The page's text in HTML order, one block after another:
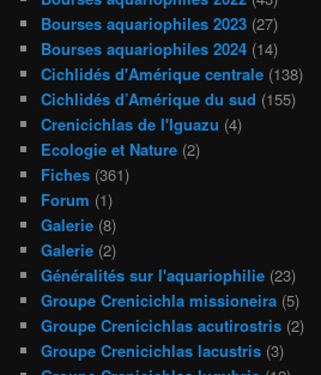
Bourses aquariophiles 2023 (27)
Bourses aquariophiles 2024 (14)
Cichlidés d'Amérique centrale (138)
Cichlidés d’Amérique du sud (155)
Crenicichlas de l'Iguazu (4)
Ecologie et Nature (2)
Fiches (361)
Forum (1)
Galerie (8)
Galerie (2)
Généralités sur l'aquariophilie (23)
Groupe Crenicichla missioneira (5)
Groupe Crenicichlas acutirostris (2)
Groupe Crenicichlas lacustris (3)